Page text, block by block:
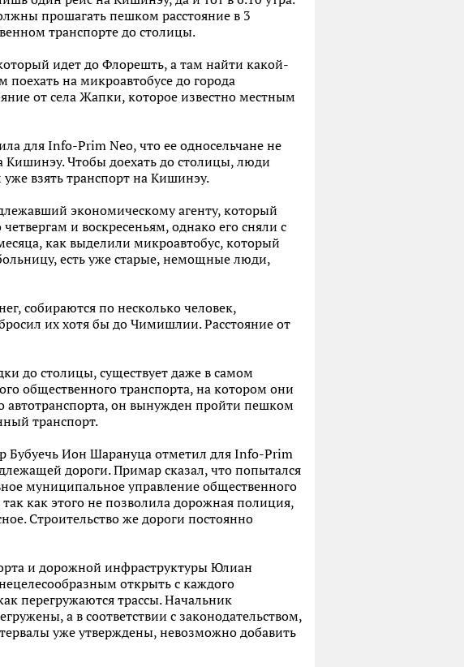
прошагать пешком расстояние в 3
транспорте до столицы.
идет до Флорешть, а там найти какой-
на микроавтобусе до города
от села Жапки, которое известно местным
для Info-Prim Neo, что ее односельчане не
Кишинэу. Чтобы доехать до столицы, люди
взять транспорт на Кишинэу.
экономическому агенту, который
и воскресеньям, однако его сняли с
как выделили микроавтобус, который
есть уже старые, немощные люди,
собираются по несколько человек,
их хотя бы до Чимишлии. Расстояние от
до столицы, существует даже в самом
общественного транспорта, на котором они
автотранспорта, он вынужден пройти пешком
транспорт.
Бубуечь Ион Шарануца отметил для Info-Prim
дороги. Примар сказал, что попытался
муниципальное управление общественного
как этого не позволила дорожная полиция,
Строительство же дороги постоянно
и дорожной инфраструктуры Юлиан
открыть с каждого
перегружаются трассы. Начальник
а в соответствии с законодательством,
уже утверждены, невозможно добавить